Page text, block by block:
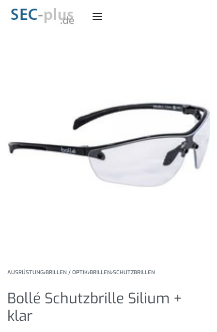
AUSRÜSTUNG›BRILLEN / OPTIK›BRILLEN›SCHUTZBRILLEN
Bollé Schutzbrille Silium +
klar